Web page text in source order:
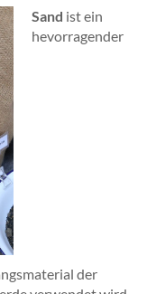
Sand ist ein
hevorragender
der